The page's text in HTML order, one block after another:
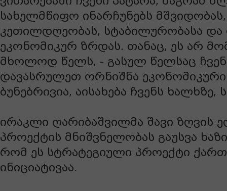
სახელმწიფო ინარჩუნებს მშვიდობას,
კეთილდღეობას, სტაბილურობასა და
ეკონომიკურ ზრდას. თანაც, ეს არ
მხოლოდ წელს, - გასულ წელსაც
დავასრულეთ ორნიშნა
ბუნებრივია, აისახება ჩვენს ხალხზე,
ირაკლი ღარიბაშვილმა შავი ზღვის
პროექტის მნიშვნელობას გაუსვა
რომ ეს სტრატეგიული პროექტი
ინიციატივაა.